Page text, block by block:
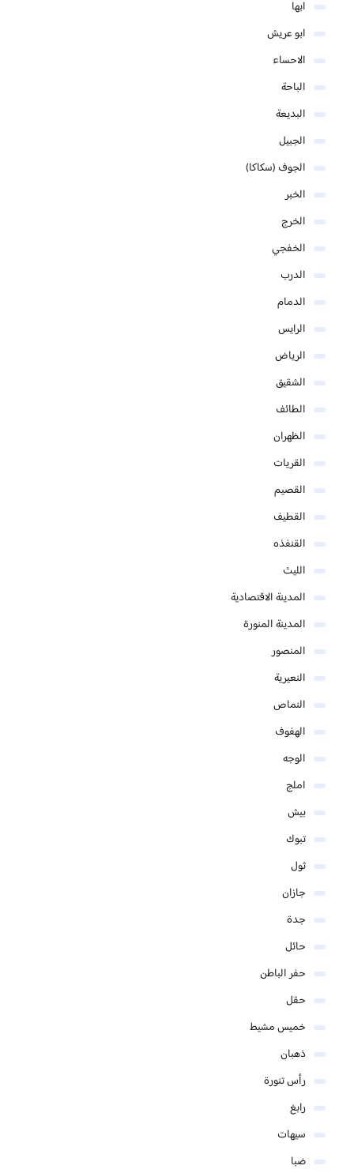
ابها
ابو عريش
الاحساء
الباحة
البديعة
الجبيل
الجوف (سكاكا)
الخبر
الخرج
الخفجي
الدرب
الدمام
الرايس
الرياض
الشقيق
الطائف
الظهران
القريات
القصيم
القطيف
القنفذه
الليث
المدينة الاقتصادية
المدينة المنورة
المنصور
النعيرية
النماص
الهفوف
الوجه
املج
بيش
تبوك
ثول
جازان
جدة
حائل
حفر الباطن
حقل
خميس مشيط
ذهبان
رأس تنورة
رابغ
سيهات
ضبا